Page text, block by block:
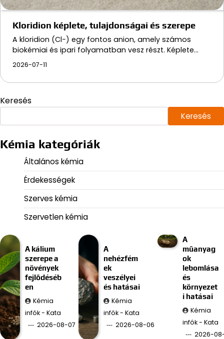
Kloridion képlete, tulajdonságai és szerepe
A kloridion (Cl−) egy fontos anion, amely számos
biokémiai és ipari folyamatban vesz részt. Képlete…
2026-07-11
Keresés
Keresés
Kémia kategóriák
Általános kémia
Érdekességek
Szerves kémia
Szervetlen kémia
A kálium
szerepe a
növények
fejlődéséb
en
Kémia
infók - Kata
2026-08-07
A
nehézfém
ek
veszélyei
és hatásai
Kémia
infók - Kata
2026-08-06
A
műanyag
ok
lebomlása
és
környezet
i hatásai
Kémia
infók - Kata
2026-